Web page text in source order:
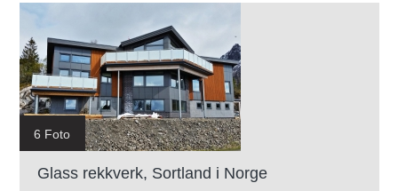
6 Foto
Glass rekkverk, Sortland i Norge